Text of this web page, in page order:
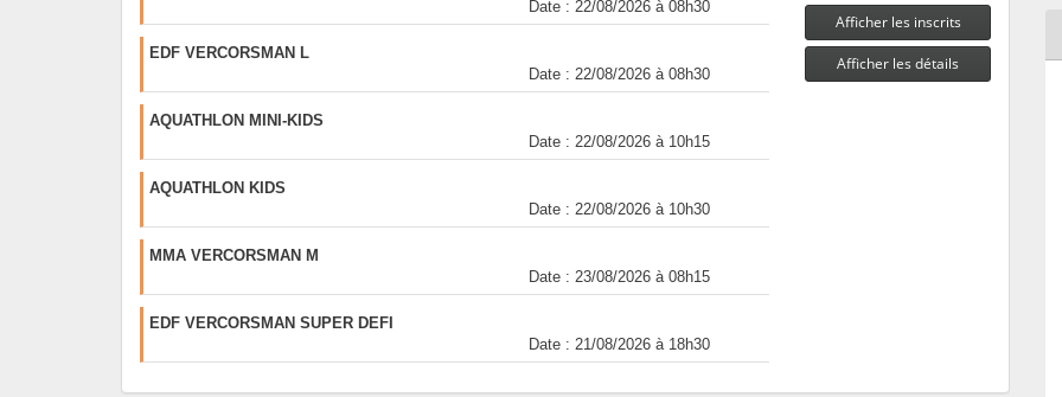
Date : 22/08/2026 à 08h30
EDF VERCORSMAN L
Date : 22/08/2026 à 08h30
AQUATHLON MINI-KIDS
Date : 22/08/2026 à 10h15
AQUATHLON KIDS
Date : 22/08/2026 à 10h30
MMA VERCORSMAN M
Date : 23/08/2026 à 08h15
EDF VERCORSMAN SUPER DEFI
Date : 21/08/2026 à 18h30
Afficher les inscrits
Afficher les détails